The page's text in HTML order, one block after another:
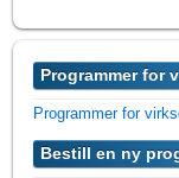
Programmer for
Programmer for
Bestill en ny